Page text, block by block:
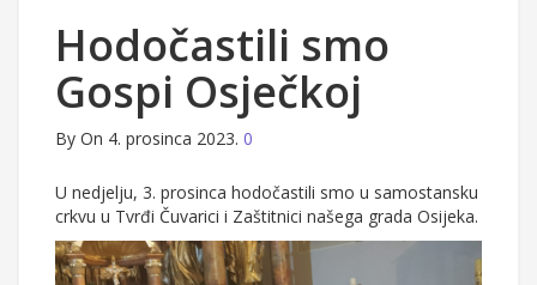
Hodočastili smo
Gospi Osječkoj
By On 4. prosinca 2023. 0
U nedjelju, 3. prosinca hodočastili smo u samostansku
crkvu u Tvrđi Čuvarici i Zaštitnici našega grada Osijeka.